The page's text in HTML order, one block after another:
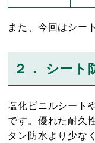
また、今回はシー
２． シート
塩化ビニルシート
です。優れた耐久
タン防水より少な